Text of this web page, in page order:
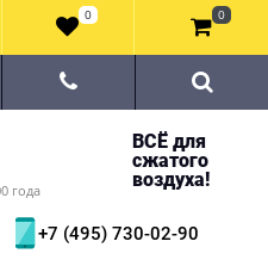
года
ВСЁ для
сжатого
воздуха!
+7 (495) 730-02-90
0 0